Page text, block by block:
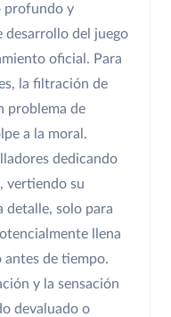
profundo y
desarrollo del juego
oficial. Para
la filtración de
problema de
a la moral.
dedicando
vertiendo su
detalle, solo para
llena
antes de tiempo.
y la sensación
devaluado o